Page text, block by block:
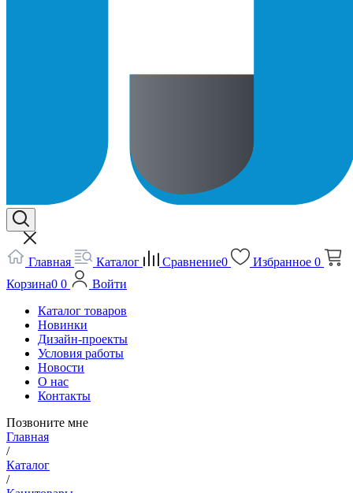
Главная Каталог Сравнение0 Избранное 0
Корзина0 0
Войти
Каталог товаров
Новинки
Дизайн-проекты
Условия работы
Новости
О нас
Контакты
Позвоните мне
Главная
/
Каталог
/